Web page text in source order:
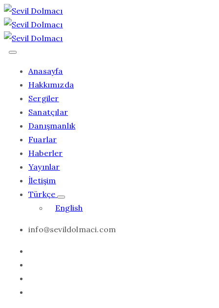
Anasayfa
Hakkımızda
Sergiler
Sanatçılar
Danışmanlık
Fuarlar
Haberler
Yayınlar
İletişim
Türkçe
English
info@sevildolmaci.com